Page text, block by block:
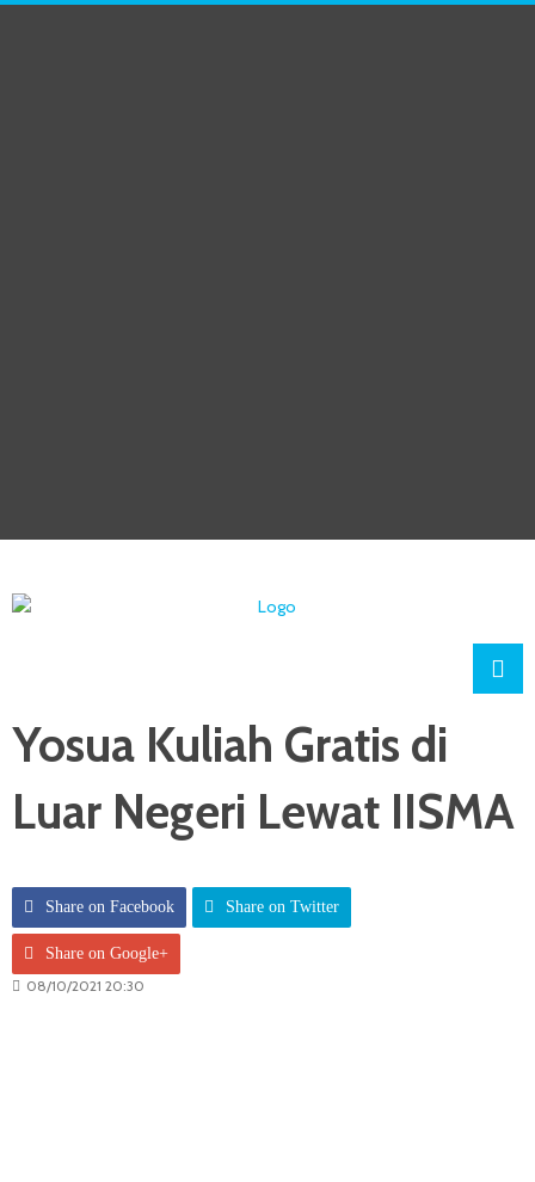
Yosua Kuliah Gratis di
Luar Negeri Lewat IISMA
Share on Facebook Share on Twitter
Share on Google+
08/10/2021 20:30